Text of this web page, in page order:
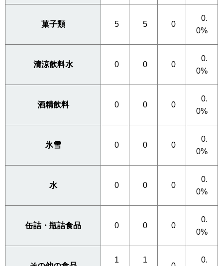
菓子類 5 5 0
0.
0%
清涼飲料水 0 0 0
0.
0%
酒精飲料 0 0 0
0.
0%
氷雪 0 0 0
0.
0%
水 0 0 0
0.
0%
缶詰・瓶詰食品 0 0 0
0.
0%
1
1
0.